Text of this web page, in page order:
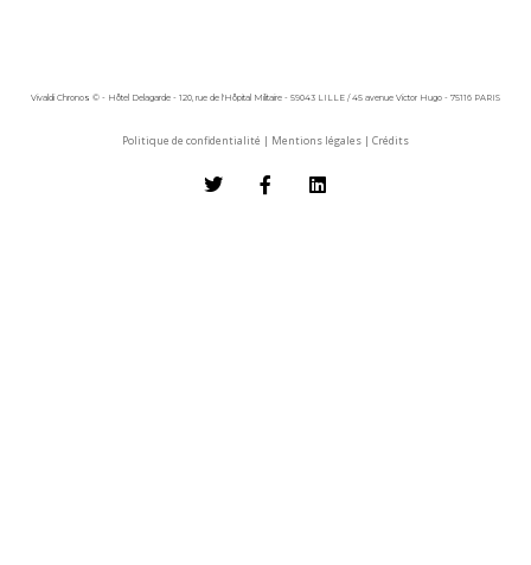
Vivaldi Chronos © - Hôtel Delagarde - 120, rue de l'Hôpital Militaire - 59043 LILLE / 45 avenue Victor Hugo - 75116 PARIS
Politique de confidentialité | Mentions légales | Crédits